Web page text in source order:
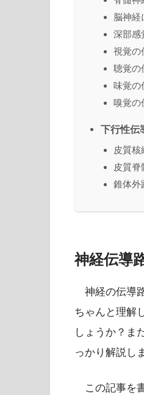
脳神経
深部感
視覚の
聴覚の
味覚の
嗅覚の
下行性伝
皮質核
皮質脊
錐体外
神経伝導
神経の伝導
ちゃんと理解
しょうか？ま
っかり解説し
この記事を